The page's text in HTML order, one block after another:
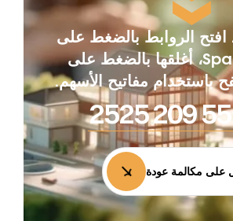
الروابط بالضغط على
Enter أو Space، أغلقها بالضغط على
على مكالمة عودة